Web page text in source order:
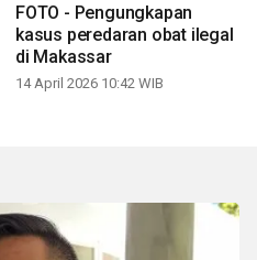
FOTO - Pengungkapan
kasus peredaran obat ilegal
di Makassar
14 April 2026 10:42 WIB